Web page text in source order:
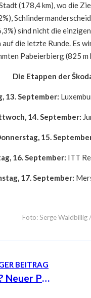
(178,4 km), wo die
sind nicht die
die letzte Runde. Es
Pabeierbierg (825 m
Die Etappen der
13. September:
14. September:
15.
16. September: ITT
17. September:
Foto: Serge Waldbillig
BEITRAG
FitLine ? Neuer Partner des King of The Mountain Jersey